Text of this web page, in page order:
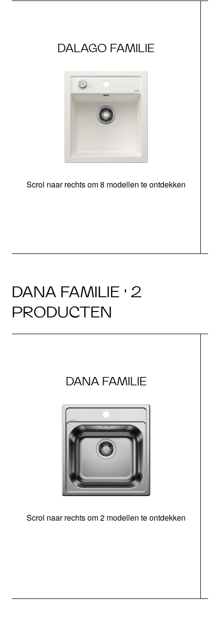
DALAGO FAMILIE
Scrol naar rechts om 8 modellen te ontdekken
DANA FAMILIE · 2
PRODUCTEN
DANA FAMILIE
Scrol naar rechts om 2 modellen te ontdekken